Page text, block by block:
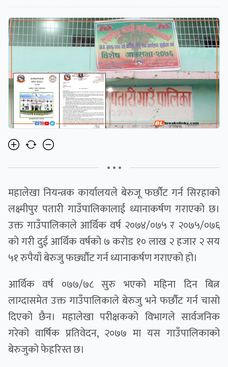
• • •
महालेखा नियन्त्रक कार्यालयले बेरुजू फर्छौट गर्न सिरहाको
लक्ष्मीपुर पतारी गाउँपालिकालाई ध्यानाकर्षण गराएको छ।
उक्त गाउँपालिकाले आर्थिक वर्ष २०७४/०७५ र २०७५/०७६
को गरी दुई आर्थिक वर्षको ७ करोड १० लाख २ हजार २ सय
५१ रुपैयाँ बेरुजु फर्छ्यौट गर्न ध्यानाकर्षण गराएको हो।
आर्थिक वर्ष ०७७/७८ सुरु भएको महिना दिन बित्न
लाग्दासमेत उक्त गाउँपालिकाले बेरुजु भने फर्छौट गर्न चासो
दिएको छैन। महालेखा परीक्षकको विभागले सार्वजनिक
गरेको वार्षिक प्रतिवेदन, २०७७ मा यस गाउँपालिकाको
बेरुजुको फेहरिस्त छ।